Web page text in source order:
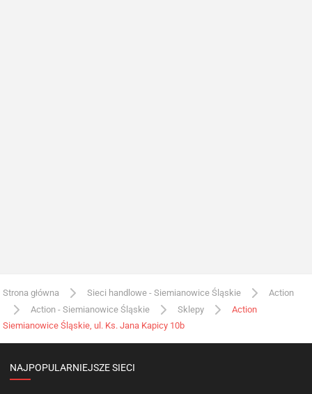
Strona główna Sieci handlowe - Siemianowice Śląskie
Action
Action - Siemianowice Śląskie
Sklepy
Action
Siemianowice Śląskie, ul. Ks. Jana Kapicy 10b
NAJPOPULARNIEJSZE SIECI